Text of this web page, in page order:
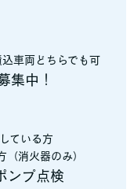
両どちらでも可
中！
いる方
火器のみ）
ンプ点検